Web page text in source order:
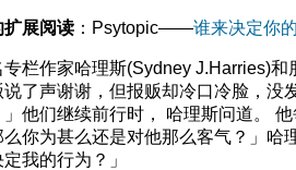
扩展阅读 ：Psytopic——谁来决定你
专栏作家哈理斯(Sydney J.Harries)
说了声谢谢，但报贩却冷口冷脸，没
」他们继续前行时， 哈理斯问道。
么你为甚么还是对他那么客气？」
我的行为？」